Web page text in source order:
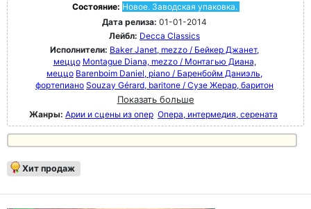
Состояние: Новое. Заводская упаковка.
Дата релиза: 01-01-2014
Лейбл: Decca Classics
Исполнители: Baker Janet, mezzo / Бейкер Джанет,
меццо Montague Diana, mezzo / Монтагью Диана,
меццо Barenboim Daniel, piano / Баренбойм Даниэль,
фортепиано Souzay Gérard, baritone / Сузе Жерар, баритон
Показать больше
Жанры: Арии и сцены из опер Опера, интермедия, серената
Хит продаж